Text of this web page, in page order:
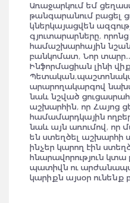
Առաջարկում եմ
թանգարանում բացել
կներկայացվեն
գյուտարարները, որոնց
համաշխարհային
բանկոմատ, Նոր
Ինֆորմացիան լինի
արարողակարգով
նաև նշված
աշխարհին, որ Հայոց
համամարդկային
նաև այն առումով, որ
են ստեղծել աշխարհի
ինչեր կարող էին
հնարավորություն
պատիվն ու
կարիքն այսօր ունենք